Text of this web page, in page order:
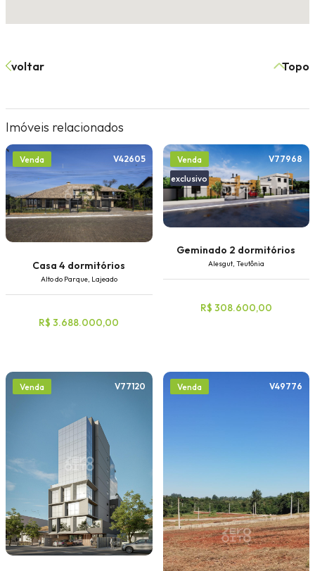
voltar Topo
Imóveis relacionados
Venda V42605
Casa 4 dormitórios
Alto do Parque, Lajeado
R$ 3.688.000,00
Venda
exclusivo
V77968
Geminado 2 dormitórios
Alesgut, Teutônia
R$ 308.600,00
Venda V77120 Venda V49776